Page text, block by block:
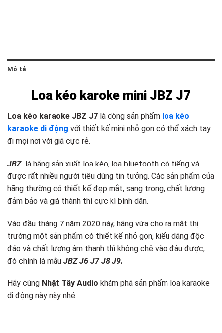
Mô tả
Loa kéo karoke mini JBZ J7
Loa kéo karaoke JBZ J7 là dòng sản phẩm loa kéo
karaoke di động với thiết kế mini nhỏ gọn có thể xách tay
đi mọi nơi với giá cực rẻ.
JBZ là hãng sản xuất loa kéo, loa bluetooth có tiếng và
được rất nhiều người tiêu dùng tin tưởng. Các sản phẩm của
hãng thường có thiết kế đẹp mắt, sang trọng, chất lượng
đảm bảo và giá thành thì cực kì bình dân.
Vào đầu tháng 7 năm 2020 này, hãng vừa cho ra mắt thị
trường một sản phẩm có thiết kế nhỏ gọn, kiểu dáng độc
đáo và chất lượng âm thanh thì không chê vào đâu được,
đó chính là mẫu JBZ J6 J7 J8 J9.
Hãy cùng Nhật Tây Audio khám phá sản phẩm loa karaoke
di động này này nhé.